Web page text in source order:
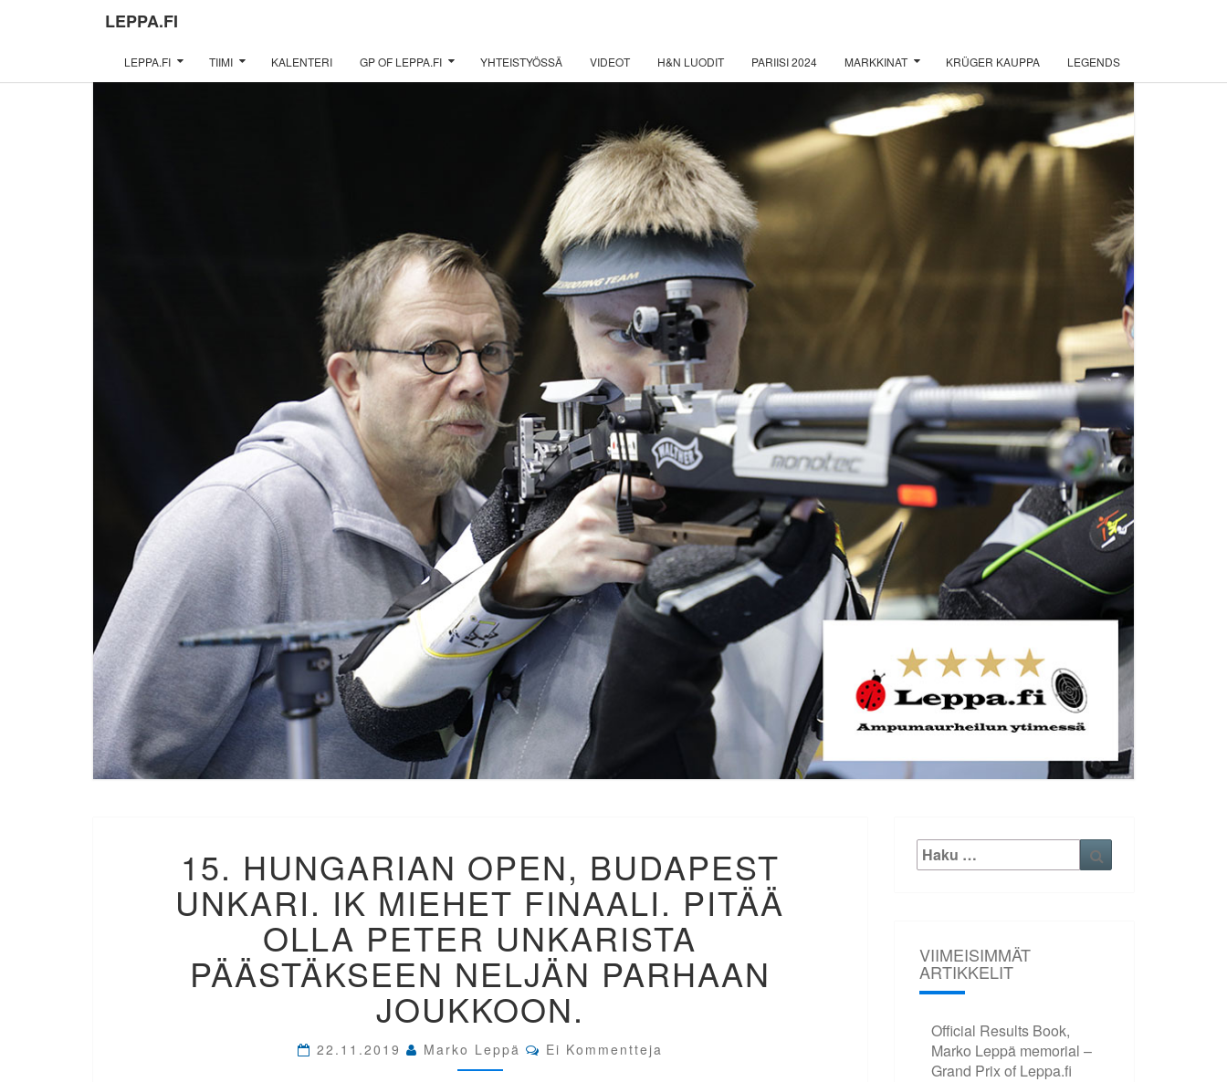
LEPPA.FI
LEPPA.FI TIIMI KALENTERI GP OF LEPPA.FI YHTEISTYÖSSÄ VIDEOT H&N LUODIT PARIISI 2024 MARKKINAT KRÜGER KAUPPA LEGENDS
HUNGARIAN
OPEN,
BUDAPEST
UNKARI.
IK
MIEHET
FINAALI.
PITÄÄ
OLLA
PETER
PÄÄSTÄKSEEN
NELJÄN
15. HUNGARIAN OPEN, BUDAPEST
UNKARI. IK MIEHET FINAALI. PITÄÄ
OLLA PETER UNKARISTA
PÄÄSTÄKSEEN NELJÄN PARHAAN
JOUKKOON.
22.11.2019 Marko Leppä Comments
Ei Kommentteja
Etsi:
VIIMEISIMMÄT
ARTIKKELIT
Official Results Book,
Marko Leppä memorial –
Grand Prix of Leppa.fi